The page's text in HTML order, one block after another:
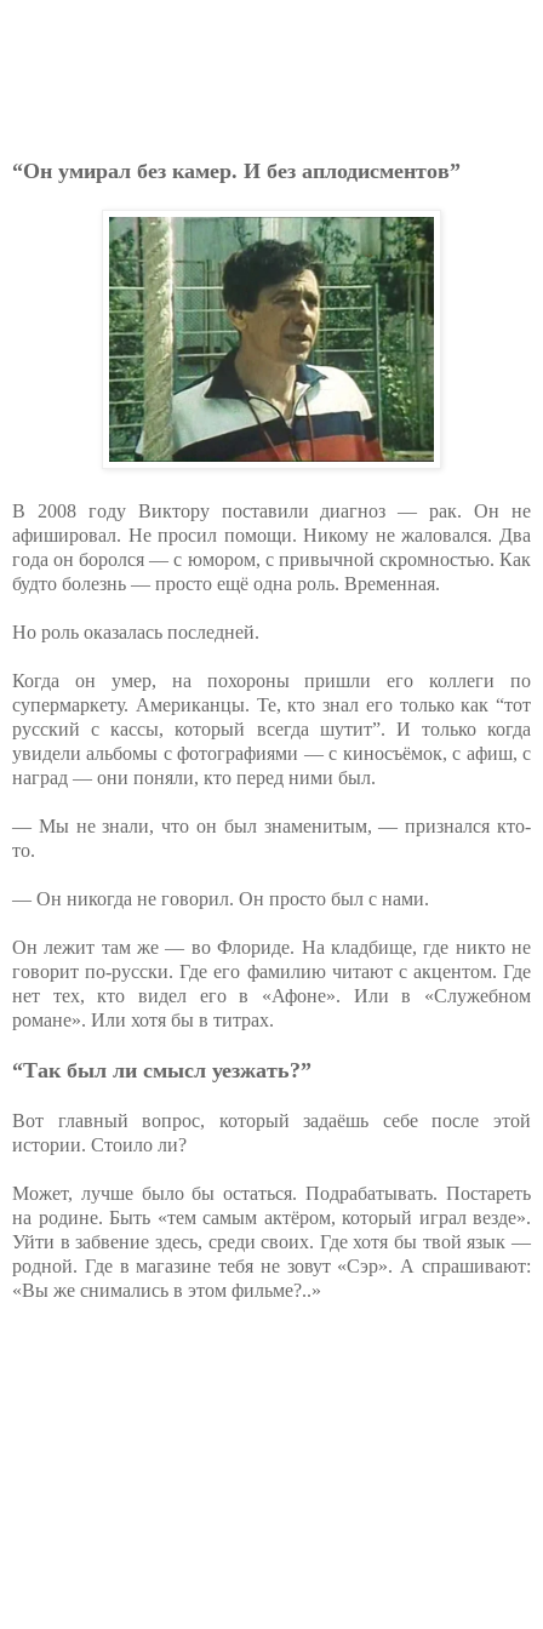
“Он умирал без камер. И без аплодисментов”
В 2008 году Виктору поставили диагноз — рак. Он не
афишировал. Не просил помощи. Никому не жаловался. Два
года он боролся — с юмором, с привычной скромностью. Как
будто болезнь — просто ещё одна роль. Временная.
Но роль оказалась последней.
Когда он умер, на похороны пришли его коллеги по
супермаркету. Американцы. Те, кто знал его только как “тот
русский с кассы, который всегда шутит”. И только когда
увидели альбомы с фотографиями — с киносъёмок, с афиш, с
наград — они поняли, кто перед ними был.
— Мы не знали, что он был знаменитым, — признался кто-
то.
— Он никогда не говорил. Он просто был с нами.
Он лежит там же — во Флориде. На кладбище, где никто не
говорит по-русски. Где его фамилию читают с акцентом. Где
нет тех, кто видел его в «Афоне». Или в «Служебном
романе». Или хотя бы в титрах.
“Так был ли смысл уезжать?”
Вот главный вопрос, который задаёшь себе после этой
истории. Стоило ли?
Может, лучше было бы остаться. Подрабатывать. Постареть
на родине. Быть «тем самым актёром, который играл везде».
Уйти в забвение здесь, среди своих. Где хотя бы твой язык —
родной. Где в магазине тебя не зовут «Сэр». А спрашивают:
«Вы же снимались в этом фильме?..»